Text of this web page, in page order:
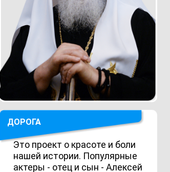
ДОРОГА
Это проект о красоте и боли
нашей истории. Популярные
актеры - отец и сын - Алексей